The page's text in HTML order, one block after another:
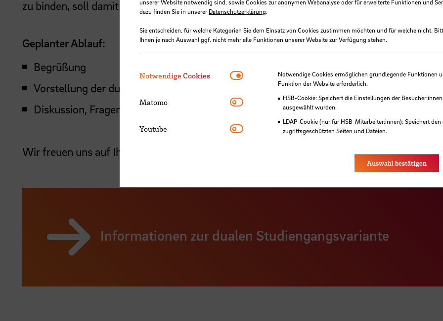
zu binden, soll damit unterstützt werden.
Geplanter Ablauf:
Begrüßung
Vorstellung der dualen Variante
Diskussion, Fragen, Austausch
Wir freuen uns auf Ihre Teilnahme!
Informationen zur dualen Studiengangsvariante
unserer Website notwendig sind, sowie Cookies zur anonymen Webanalyse oder für erweiterte Funktionen und
dazu finden Sie in unsererDatenschutzerklärung.
Sie entscheiden, für welche Kategorien Sie dem Einsatz von Cookies zustimmen möchten und für welche nicht.
Ihnen je nach Auswahl ggf. nicht mehr alle Funktionen unserer Website zur Verfügung stehen.
Notwendige Cookies Notwendige CookiesNotwendige Cookies ermöglichen grundlegende Funktionen
Funktion der Website erforderlich.
HSB-Cookie: Speichert die Einstellungen der
ausgewählt wurden.
LDAP-Cookie (nur für HSB-Mitarbeiter:innen): Speichert
zugriffsgeschützten Seiten und Dateien.
Matomo Matomo
Youtube Youtube
Auswahl bestätigen